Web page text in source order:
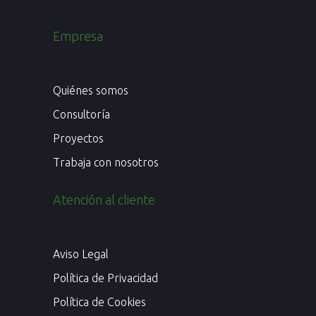
Empresa
Quiénes somos
Consultoría
Proyectos
Trabaja con nosotros
Atención al cliente
Aviso Legal
Política de Privacidad
Política de Cookies